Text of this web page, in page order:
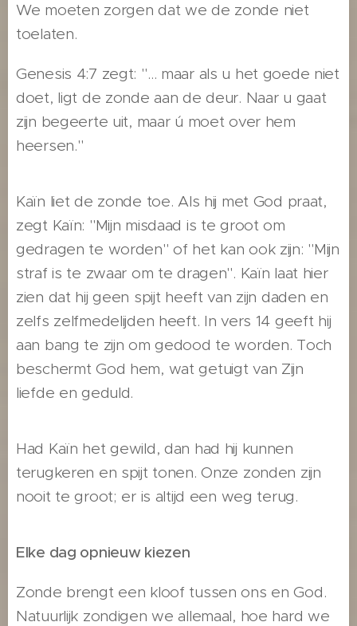
We moeten zorgen dat we de zonde niet
toelaten.
Genesis 4:7 zegt: "… maar als u het goede niet
doet, ligt de zonde aan de deur. Naar u gaat
zijn begeerte uit, maar ú moet over hem
heersen."
Kaïn liet de zonde toe. Als hij met God praat,
zegt Kaïn: "Mijn misdaad is te groot om
gedragen te worden" of het kan ook zijn: "Mijn
straf is te zwaar om te dragen" . Kaïn laat hier
zien dat hij geen spijt heeft van zijn daden en
zelfs zelfmedelijden heeft. In vers 14 geeft hij
aan bang te zijn om gedood te worden. Toch
beschermt God hem, wat getuigt van Zijn
liefde en geduld.
Had Kaïn het gewild, dan had hij kunnen
terugkeren en spijt tonen. Onze zonden zijn
nooit te groot; er is altijd een weg terug.
Elke dag opnieuw kiezen
Zonde brengt een kloof tussen ons en God.
Natuurlijk zondigen we allemaal, hoe hard we